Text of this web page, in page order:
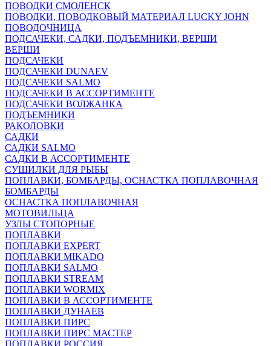
ПОВОДКИ СМОЛЕНСК
ПОВОДКИ, ПОВОДКОВЫЙ МАТЕРИАЛ LUCKY JOHN
ПОВОДОЧНИЦА
ПОДСАЧЕКИ, САДКИ, ПОДЪЕМНИКИ, ВЕРШИ
ВЕРШИ
ПОДСАЧЕКИ
ПОДСАЧЕКИ DUNAEV
ПОДСАЧЕКИ SALMO
ПОДСАЧЕКИ В АССОРТИМЕНТЕ
ПОДСАЧЕКИ ВОЛЖАНКА
ПОДЪЕМНИКИ
РАКОЛОВКИ
САДКИ
САДКИ SALMO
САДКИ В АССОРТИМЕНТЕ
СУШИЛКИ ДЛЯ РЫБЫ
ПОПЛАВКИ, БОМБАРДЫ, ОСНАСТКА ПОПЛАВОЧНАЯ
БОМБАРДЫ
ОСНАСТКА ПОПЛАВОЧНАЯ
МОТОВИЛЬЦА
УЗЛЫ СТОПОРНЫЕ
ПОПЛАВКИ
ПОПЛАВКИ EXPERT
ПОПЛАВКИ MIKADO
ПОПЛАВКИ SALMO
ПОПЛАВКИ STREAM
ПОПЛАВКИ WORMIX
ПОПЛАВКИ В АССОРТИМЕНТЕ
ПОПЛАВКИ ДУНАЕВ
ПОПЛАВКИ ПИРС
ПОПЛАВКИ ПИРС МАСТЕР
ПОПЛАВКИ РОССИЯ